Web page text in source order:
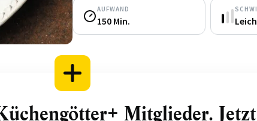
AUFWAND
150 Min.
Mitglieder. Jetzt